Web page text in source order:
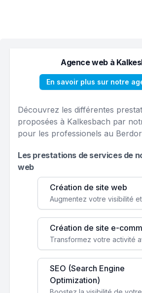
Agence web à
En savoir plus sur notre
Découvrez les différentes
proposées à Kalkesbach par
pour les professionels au
Les prestations de services de
web
Création de site web
Création de site e-
SEO (Search Engine
Optimization)